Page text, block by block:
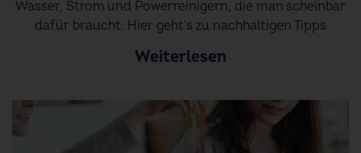
Wasser, Strom und Powerreinigern, die man scheinbar
dafür braucht. Hier geht's zu nachhaltigen Tipps
Weiterlesen